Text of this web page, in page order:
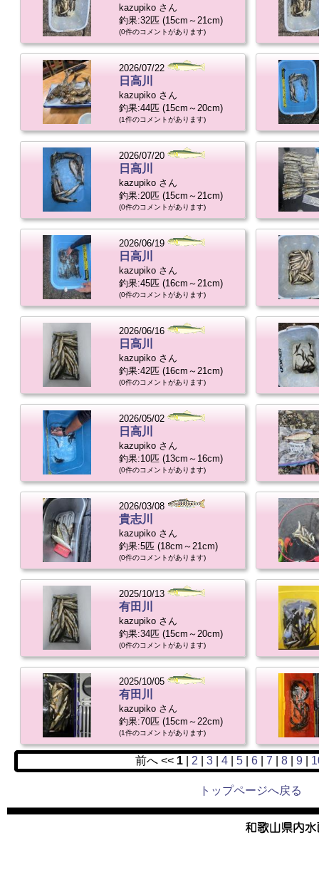
kazupiko さん
釣果:32匹 (15cm～21cm)
(0件のコメントがあります)
2026/07/22
日高川
kazupiko さん
釣果:44匹 (15cm～20cm)
(1件のコメントがあります)
2026/07/20
日高川
kazupiko さん
釣果:20匹 (15cm～21cm)
(0件のコメントがあります)
2026/06/19
日高川
kazupiko さん
釣果:45匹 (16cm～21cm)
(0件のコメントがあります)
2026/06/16
日高川
kazupiko さん
釣果:42匹 (16cm～21cm)
(0件のコメントがあります)
2026/05/02
日高川
kazupiko さん
釣果:10匹 (13cm～16cm)
(0件のコメントがあります)
2026/03/08
貴志川
kazupiko さん
釣果:5匹 (18cm～21cm)
(0件のコメントがあります)
2025/10/13
有田川
kazupiko さん
釣果:34匹 (15cm～20cm)
(0件のコメントがあります)
2025/10/05
有田川
kazupiko さん
釣果:70匹 (15cm～22cm)
(1件のコメントがあります)
前へ << 1 2 3 4 5 6 7 8 9
トップページへ戻る